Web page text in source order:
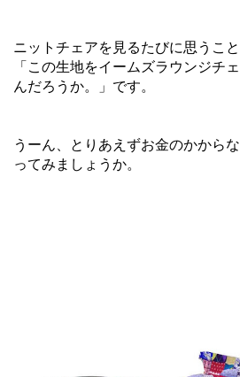
ニットチェアを見るたびに思うこ
「この生地をイームズラウンジチ
んだろうか。」です。
うーん、とりあえずお金のかから
ってみましょうか。